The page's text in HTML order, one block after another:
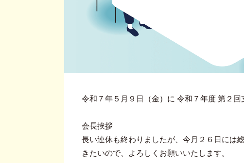
令和７年５月９日（金）に 令和７年度 第２回
会長挨拶
長い連休も終わりましたが、今月２６日には
きたいので、よろしくお願いいたします。